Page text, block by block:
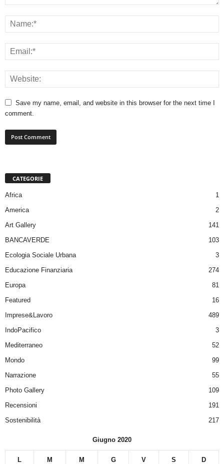
Save my name, email, and website in this browser for the next time I
comment.
CATEGORIE
Africa
1
America
2
Art Gallery
141
BANCAVERDE
103
Ecologia Sociale Urbana
3
Educazione Finanziaria
274
Europa
81
Featured
16
Imprese&Lavoro
489
IndoPacifico
3
Mediterraneo
52
Mondo
99
Narrazione
55
Photo Gallery
109
Recensioni
191
Sostenibilità
217
Giugno 2020
L M M G V S D